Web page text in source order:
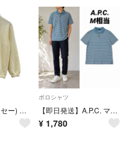
A.P.C.(アーペーセー) ブルゾン サイズS レディース - アイボリー ウール混
ポロシャツ
【即日発送】A.P.C. マルチボーダー 半袖 ポロシャツ メンズ M相当
¥ 1,780